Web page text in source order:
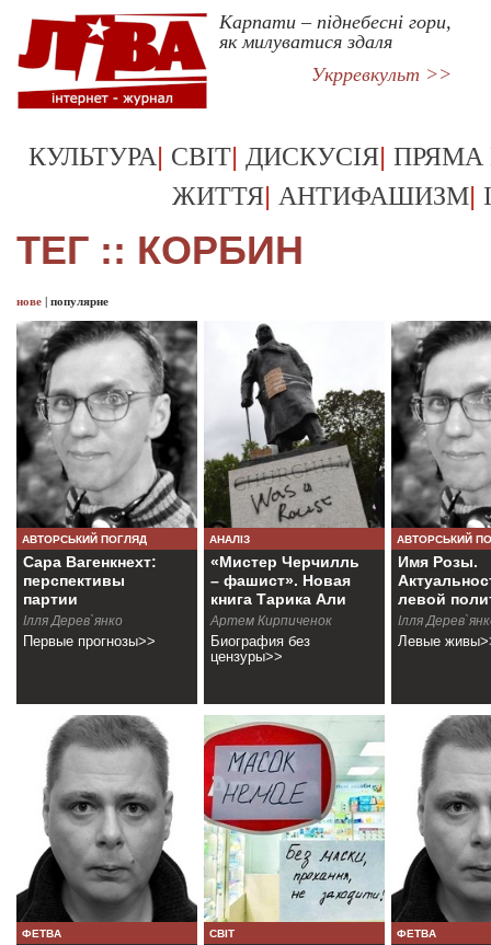
Карпати – піднебесні гори,
як милуватися здаля
Укрревкульт >>
КУЛЬТУРА| СВІТ| ДИСКУСІЯ| ПРЯМА
ЖИТТЯ| АНТИФАШИЗМ|
ТЕГ :: КОРБИН
нове | популярне
АВТОРСЬКИЙ ПОГЛЯД
Сара Вагенкнехт:
перспективы
партии
Iлля Дерев`янко
Первые прогнозы>>
АНАЛІЗ
«Мистер Черчилль
– фашист». Новая
книга Тарика Али
Артем Кирпиченок
Биография без
цензуры>>
АВТОРСЬКИЙ
Имя Розы.
левой
Ілля
Левые
ФЕТВА СВІТ ФЕТВА